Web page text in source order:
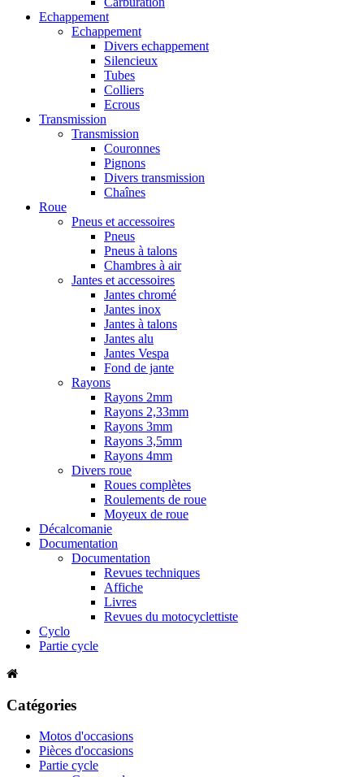
Echappement
Echappement
Divers echappement
Silencieux
Tubes
Colliers
Ecrous
Transmission
Transmission
Couronnes
Pignons
Divers transmission
Chaînes
Roue
Pneus et accessoires
Pneus
Pneus à talons
Chambres à air
Jantes et accessoires
Jantes chromé
Jantes inox
Jantes à talons
Jantes alu
Jantes Vespa
Fond de jante
Rayons
Rayons 2mm
Rayons 2,33mm
Rayons 3mm
Rayons 3,5mm
Rayons 4mm
Divers roue
Roues complètes
Roulements de roue
Moyeux de roue
Décalcomanie
Documentation
Documentation
Revues techniques
Affiche
Livres
Revues du motocyclettiste
Cyclo
Partie cycle
Catégories
Motos d'occasions
Pièces d'occasions
Partie cycle